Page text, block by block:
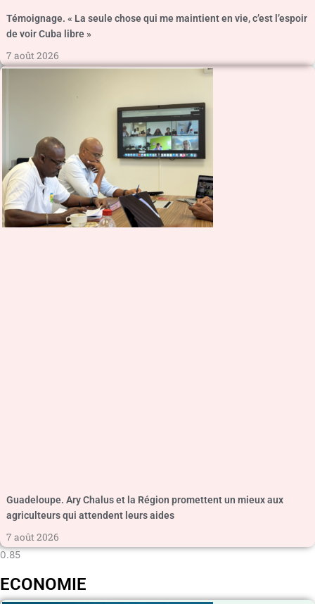
Témoignage. « La seule chose qui me maintient en vie, c’est l’espoir
de voir Cuba libre »
7 août 2026
Guadeloupe. Ary Chalus et la Région promettent un mieux aux
agriculteurs qui attendent leurs aides
7 août 2026
ECONOMIE